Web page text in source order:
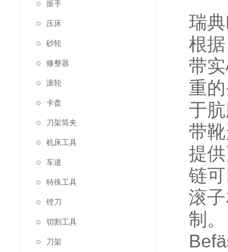
扳手
压床
砂轮
修整器
滚轮
卡盘
刀架筒夹
机床工具
车道
特殊工具
镗刀
切割工具
刀架
瑞
根
带
重
于
带
提
链
滚
制。